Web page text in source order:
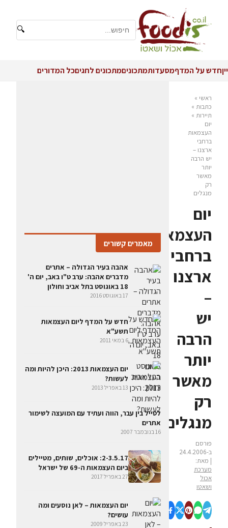
🔍
ייןחדש על המדףמסעדותמתכוניםמתכונים לחגיםכל המדורים
ראשי »
כתבות »
תיירות »
יום
העצמאות
ברחבי
ארצנו –
יש הרבה
יותר
מאשר
רק
מנגלים
יום
העצמאות
ברחבי
ארצנו
–
יש
הרבה
יותר
מאשר
רק
מנגלים
פורסם
ב-24.4.2006
| מאת:
מערכת
אכול
ושאטו
מאמרים קשורים
אהבה בעיר הגדולה – אתרים
מדברים אהבה: ערב ט"ו באב, יום ה'
18 באוגוסט בתל אביב וחולון
17 באוגוסט 2016
חדש על המדף ליום העצמאות
תשע"א
6 במאי 2011
יום העצמאות 2013: היכן להיות ומה
לעשות?
13 באפריל 2013
לטייל בין עבר, הווה ועתיד עם המועצה לשימור
אתרים
16 בנובמבר 2007
2-3.5.17: אוכלים, שותים, מטיילים
ביום העצמאות ה-69 של ישראל
27 באפריל 2017
יום העצמאות – לאן נוסעים ומה
עושים?
23 באפריל 2009